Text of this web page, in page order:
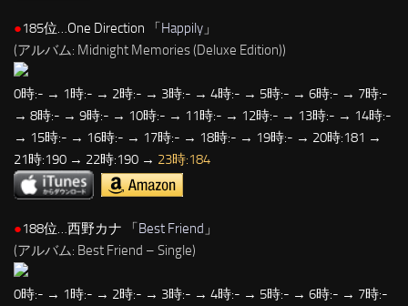
●185位…One Direction 「 Happily 」
(アルバム: Midnight Memories (Deluxe Edition))
0時:- → 1時:- → 2時:- → 3時:- → 4時:- → 5時:- → 6時:- → 7時:-
→ 8時:- → 9時:- → 10時:- → 11時:- → 12時:- → 13時:- → 14時:-
→ 15時:- → 16時:- → 17時:- → 18時:- → 19時:- → 20時:181 →
21時:190 → 22時:190 → 23時:184
●188位…西野カナ 「Best Friend 」
(アルバム: Best Friend – Single)
0時:- → 1時:- → 2時:- → 3時:- → 4時:- → 5時:- → 6時:- → 7時:-